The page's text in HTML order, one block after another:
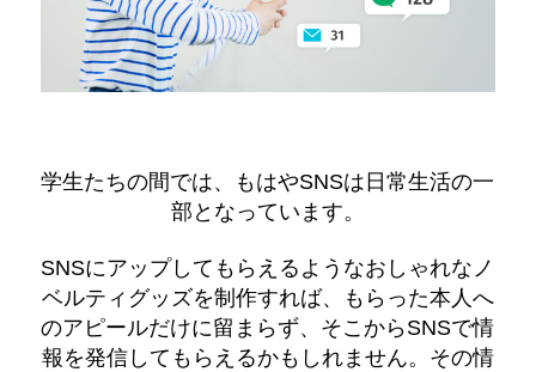
学生たちの間では、もはやSNSは日常生活の一
部となっています。
SNSにアップしてもらえるようなおしゃれなノ
ベルティグッズを制作すれば、もらった本人へ
のアピールだけに留まらず、そこからSNSで情
報を発信してもらえるかもしれません。その情